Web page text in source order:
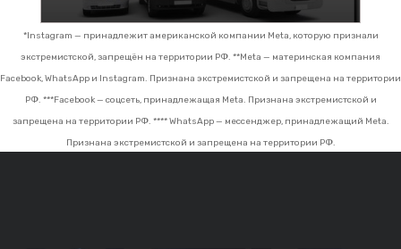
*Instagram — принадлежит американской компании Meta, которую признали
экстремистской, запрещён на территории РФ. **Meta — материнская компания
Facebook, WhatsApp и Instagram. Признана экстремистской и запрещена на территории
РФ. ***Facebook — соцсеть, принадлежащая Meta. Признана экстремистской и
запрещена на территории РФ. **** WhatsApp — мессенджер, принадлежащий Meta.
Признана экстремистской и запрещена на территории РФ.